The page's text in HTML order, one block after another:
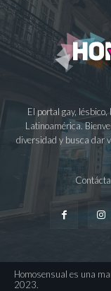
El portal gay,
Latinoamérica.
diversidad y busca dar
Homosensual es una
2023.